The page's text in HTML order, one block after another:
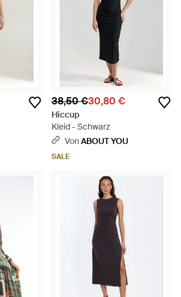
38,50 €30,80 €
Hiccup
Kleid - Schwarz
VonABOUT YOU
SALE